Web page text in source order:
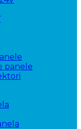
panele